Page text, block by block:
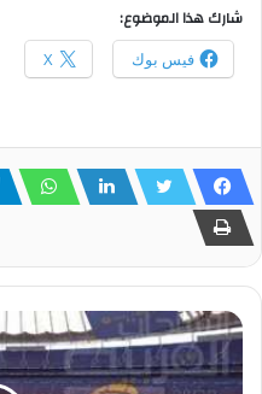
شارك هذا الموضوع:
فيس بوك X